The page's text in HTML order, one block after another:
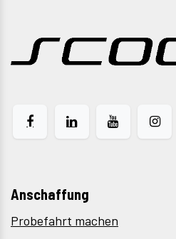
Anschaffung
Probefahrt machen